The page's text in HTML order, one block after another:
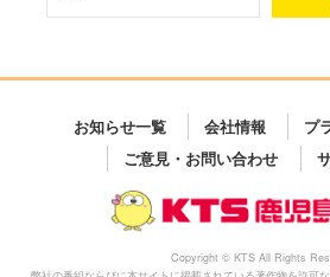
お知らせ一覧 会社情報
プ
ご意見・お問い合わせ
Copyright © KTS All Rights